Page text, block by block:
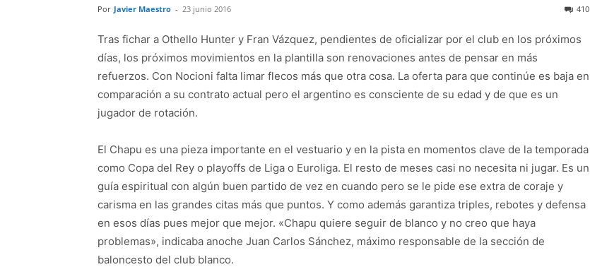
Por Javier Maestro - 23 junio 2016 410
Tras fichar a Othello Hunter y Fran Vázquez, pendientes de oficializar por el club en los próximos
días, los próximos movimientos en la plantilla son renovaciones antes de pensar en más
refuerzos. Con Nocioni falta limar flecos más que otra cosa. La oferta para que continúe es baja en
comparación a su contrato actual pero el argentino es consciente de su edad y de que es un
jugador de rotación.
El Chapu es una pieza importante en el vestuario y en la pista en momentos clave de la temporada
como Copa del Rey o playoffs de Liga o Euroliga. El resto de meses casi no necesita ni jugar. Es un
guía espiritual con algún buen partido de vez en cuando pero se le pide ese extra de coraje y
carisma en las grandes citas más que puntos. Y como además garantiza triples, rebotes y defensa
en esos días pues mejor que mejor. «Chapu quiere seguir de blanco y no creo que haya
problemas», indicaba anoche Juan Carlos Sánchez, máximo responsable de la sección de
baloncesto del club blanco.